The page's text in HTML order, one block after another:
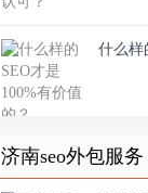
什么样
济南seo外包服务